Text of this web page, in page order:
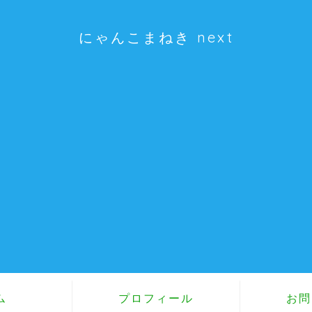
にゃんこまねき next
プロフィール お